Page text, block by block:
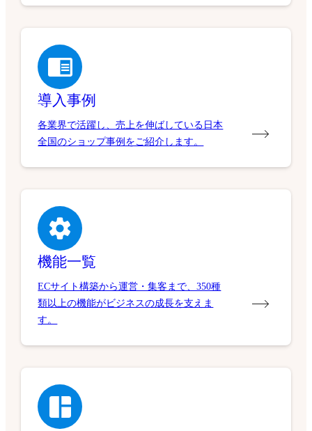
導入事例
各業界で活躍し、売上を伸ばしている日本
全国のショップ事例をご紹介します。
機能一覧
ECサイト構築から運営・集客まで、350種
類以上の機能がビジネスの成長を支えま
す。